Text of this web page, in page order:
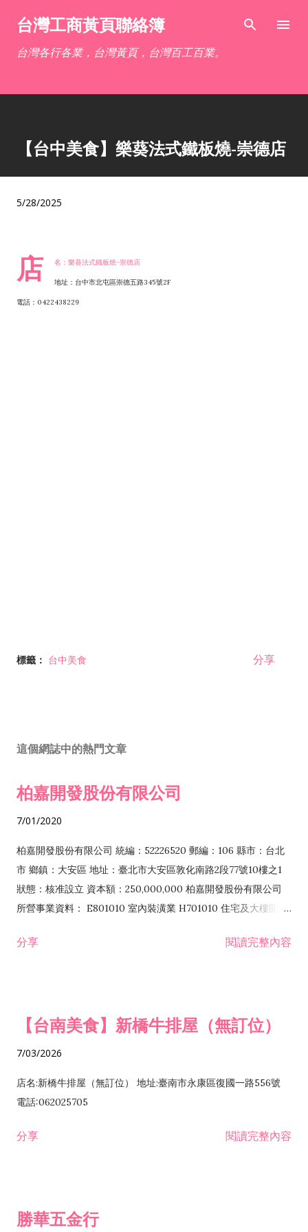
跳到主要內容
台灣工商黃頁聯絡簿
台灣各行各業，台灣黃頁，台灣百工百業。
【台中美食】樂葵法式鐵板燒-崇德店
5/28/2025
店 名：樂葵法式鐵板燒-崇德店
地址：台中市北屯區崇德五路345號2F
電話：0422438229
標籤： 台中美食 分享
這個網誌中的熱門文章
柏嘉開發股份有限公司
7/01/2020
柏嘉開發股份有限公司 統編：52226520 郵編：106 縣市：台北
市 鄉鎮：大安區 地址：臺北市大安區敦化南路2段77號10樓之1
狀態：核准設立 資本額：250,000,000 柏嘉開發股份有限公司
所營事業資料： E801010 室內裝潢業 H701010 住宅及大樓開發
發業 H703090 不動產買賣業 H703100 不動產租賃業 I503010
分享 閱讀完整內容
【台南美食】新橋牛排屋（無訂位）
7/03/2026
店名:新橋牛排屋（無訂位） 地址:臺南市永康區復國一路556號
電話:062025705
分享 閱讀完整內容
勝華五金行